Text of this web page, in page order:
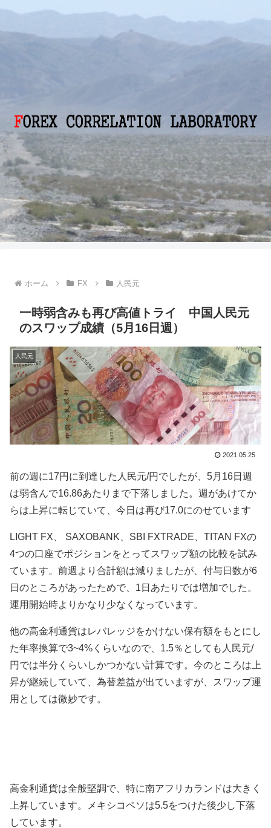
ホーム FX 人民元
一時弱含みも再び高値トライ 中国人民元
のスワップ成績（5月16日週）
人民元
2021.05.25
前の週に17円に到達した人民元/円でしたが、5月16日週
は弱含んで16.86あたりまで下落しました。週があけてか
らは上昇に転じていて、今日は再び17.0にのせています
LIGHT FX、 SAXOBANK、SBI FXTRADE、TITAN FXの
4つの口座でポジションをとってスワップ額の比較を試み
ています。前週より合計額は減りましたが、付与日数が6
日のところがあったためで、1日あたりでは増加でした。
運用開始時よりかなり少なくなっています。
他の高金利通貨はレバレッジをかけない保有額をもとにし
た年率換算で3~4%くらいなので、1.5％としても人民元/
円では半分くらいしかつかない計算です。今のところは上
昇が継続していて、為替差益が出ていますが、スワップ運
用としては微妙です。
高金利通貨は全般堅調で、特に南アフリカランドは大きく
上昇しています。メキシコペソは5.5をつけた後少し下落
しています。